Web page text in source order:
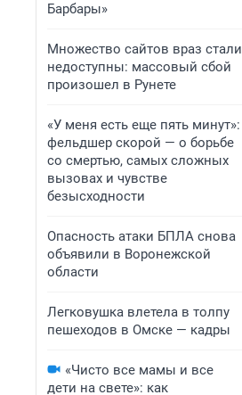
Барбары»
Множество сайтов враз стали
недоступны: массовый сбой
произошел в Рунете
«У меня есть еще пять минут»:
фельдшер скорой — о борьбе
со смертью, самых сложных
вызовах и чувстве
безысходности
Опасность атаки БПЛА снова
объявили в Воронежской
области
Легковушка влетела в толпу
пешеходов в Омске — кадры
«Чисто все мамы и все
дети на свете»: как